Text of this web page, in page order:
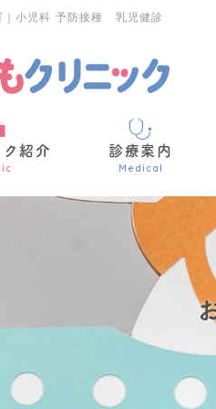
｜小児科 予防接種 乳児健診
紹介 診療案内
Medical